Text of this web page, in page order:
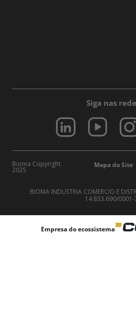
Siga nas
Bioma Copyright
2025
Mapa do Site
BIOMA INDUSTRIA COMERCIO E
14.833.690/0001-
Empresa do ecossistema